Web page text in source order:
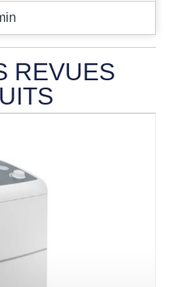
REVUES